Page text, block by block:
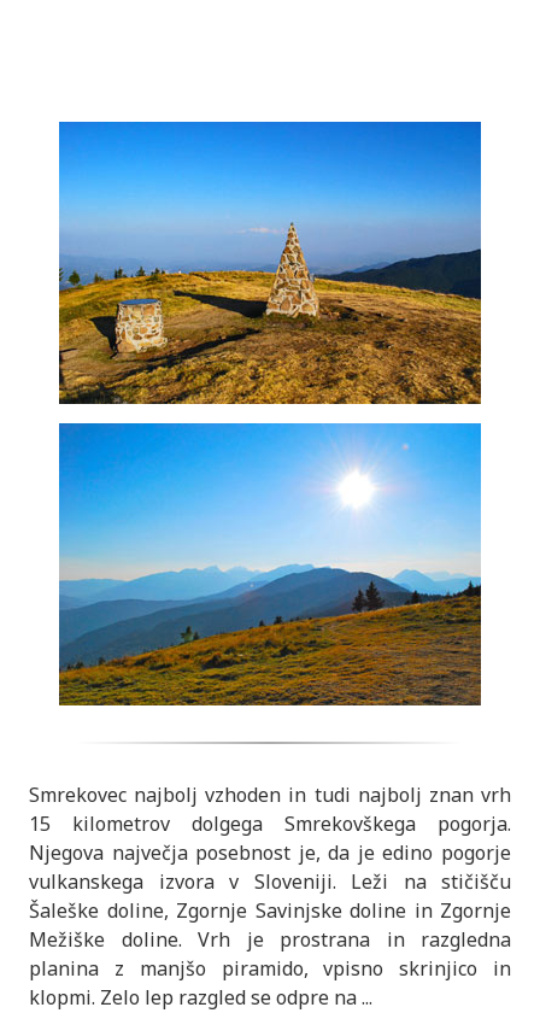
Smrekovec najbolj vzhoden in tudi najbolj znan vrh
15 kilometrov dolgega Smrekovškega pogorja.
Njegova največja posebnost je, da je edino pogorje
vulkanskega izvora v Sloveniji. Leži na stičišču
Šaleške doline, Zgornje Savinjske doline in Zgornje
Mežiške doline. Vrh je prostrana in razgledna
planina z manjšo piramido, vpisno skrinjico in
klopmi. Zelo lep razgled se odpre na...